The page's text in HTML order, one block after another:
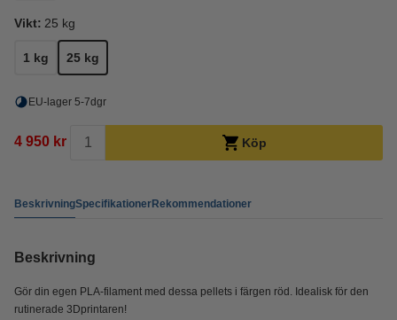
Vikt: 25 kg
1 kg 25 kg
EU-lager 5-7dgr
4 950 kr Köp
BeskrivningSpecifikationerRekommendationer
Beskrivning
Gör din egen PLA-filament med dessa pellets i färgen röd. Idealisk för den
rutinerade 3Dprintaren!